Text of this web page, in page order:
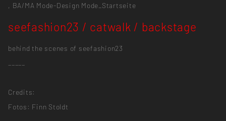
, BA/MA Mode-Design Mode_Startseite
seefashion23 / catwalk / backstage
behind the scenes of seefashion23
Credits:
Fotos: Finn Stoldt